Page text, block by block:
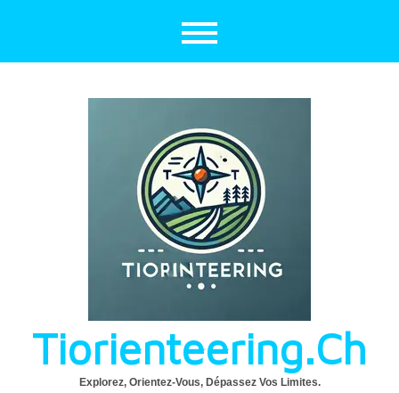
Tiorienteering.ch
Explorez, Orientez-Vous, Dépassez Vos Limites.